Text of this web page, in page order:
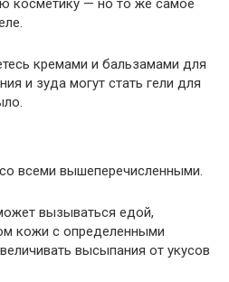
кремами и бальзамами для
и зуда могут стать гели для
всеми вышеперечисленными.
вызываться едой,
кожи с определенными
высыпания от укусов